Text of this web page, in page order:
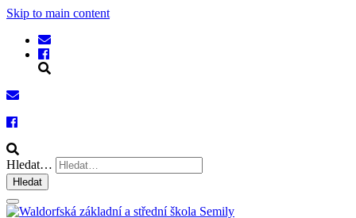
Skip to main content
Hledat…
Hledat